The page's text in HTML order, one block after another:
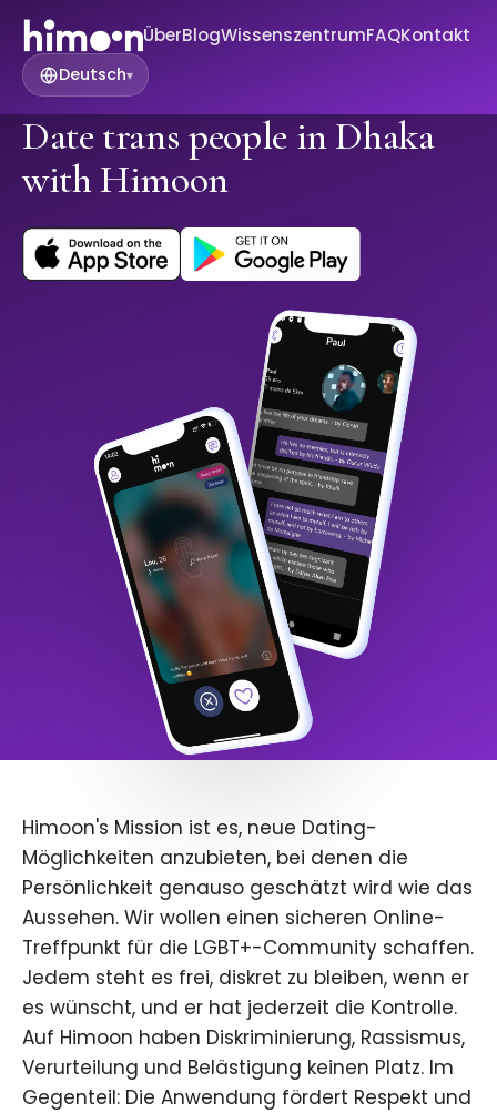
ÜberBlogWissenszentrumFAQKontakt
Deutsch▾
Date trans people in Dhaka
with Himoon
Himoon's Mission ist es, neue Dating-
Möglichkeiten anzubieten, bei denen die
Persönlichkeit genauso geschätzt wird wie das
Aussehen. Wir wollen einen sicheren Online-
Treffpunkt für die LGBT+-Community schaffen.
Jedem steht es frei, diskret zu bleiben, wenn er
es wünscht, und er hat jederzeit die Kontrolle.
Auf Himoon haben Diskriminierung, Rassismus,
Verurteilung und Belästigung keinen Platz. Im
Gegenteil: Die Anwendung fördert Respekt und